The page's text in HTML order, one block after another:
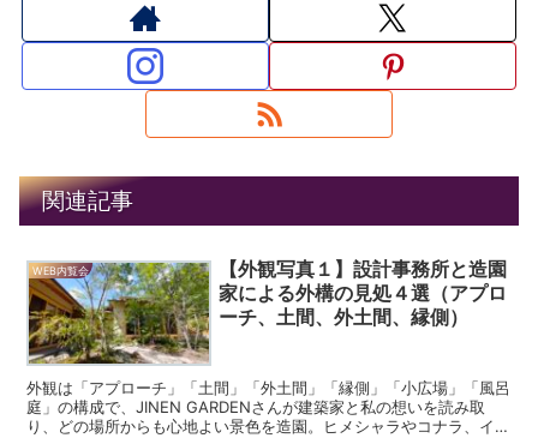
関連記事
WEB内覧会
【外観写真１】設計事務所と造園
家による外構の見処４選（アプロ
ーチ、土間、外土間、縁側）
外観は「アプローチ」「土間」「外土間」「縁側」「小広場」「風呂
庭」の構成で、JINEN GARDENさんが建築家と私の想いを読み取
り、どの場所からも心地よい景色を造園。ヒメシャラやコナラ、イロ